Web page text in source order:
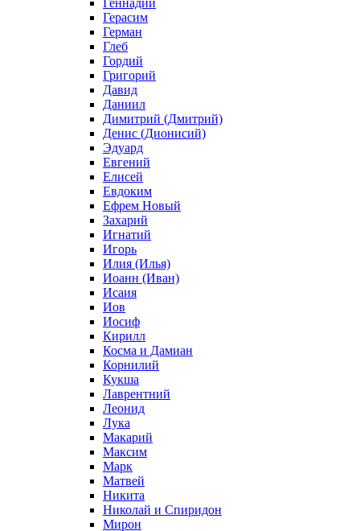
Герасим
Герман
Глеб
Гордий
Григорий
Давид
Даниил
Димитрий (Дмитрий)
Денис (Дионисий)
Эдуард
Евгений
Елисей
Евдоким
Ефрем Новый
Захарий
Игнатий
Игорь
Илия (Илья)
Иоанн (Иван)
Исаия
Иов
Иосиф
Кирилл
Косма и Дамиан
Корнилий
Кукша
Лаврентний
Леонид
Лука
Макарий
Максим
Марк
Матвей
Никита
Николай и Спиридон
Мирон